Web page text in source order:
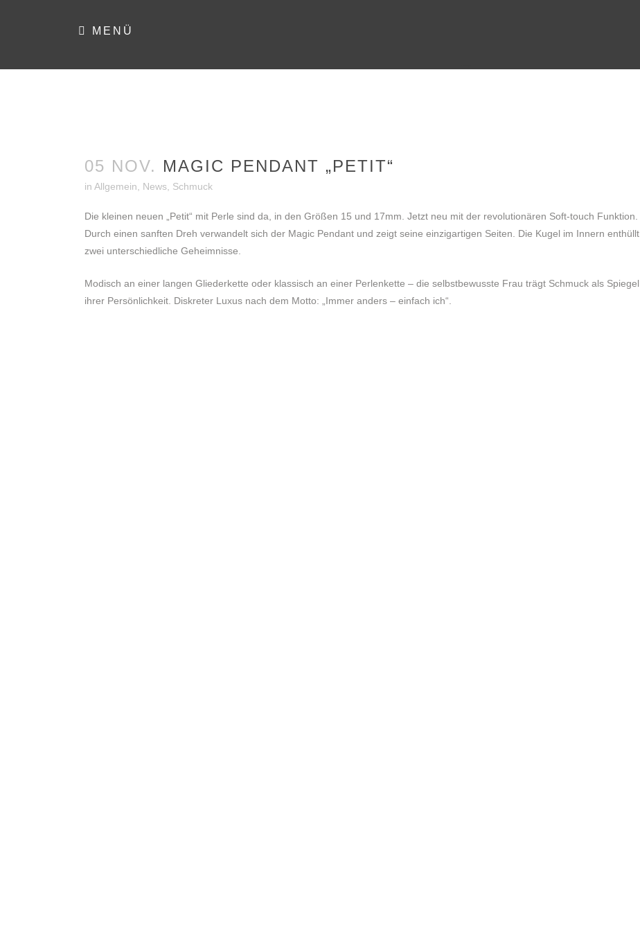
MENÜ
05 NOV. MAGIC PENDANT „PETIT“
in Allgemein News Schmuck
Die kleinen neuen „Petit“ mit Perle sind da, in den Größen 15 und 17mm. Jetzt neu mit der revolutionären Soft-touch Funktion.
Durch einen sanften Dreh verwandelt sich der Magic Pendant und zeigt seine einzigartigen Seiten. Die Kugel im Innern enthüllt
zwei unterschiedliche Geheimnisse.
Modisch an einer langen Gliederkette oder klassisch an einer Perlenkette – die selbstbewusste Frau trägt Schmuck als Spiegel
ihrer Persönlichkeit. Diskreter Luxus nach dem Motto: „Immer anders – einfach ich“.